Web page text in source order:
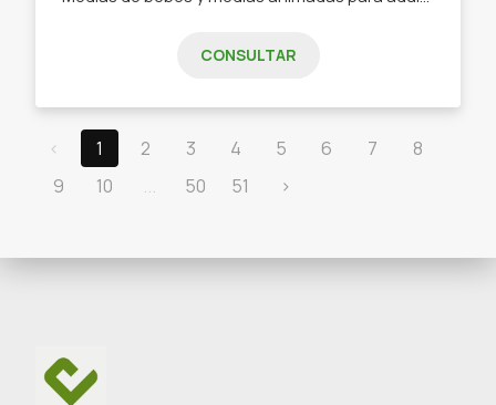
CONSULTAR
‹ 1 2 3 4 5 6 7
8
9
10 ... 50 51 ›